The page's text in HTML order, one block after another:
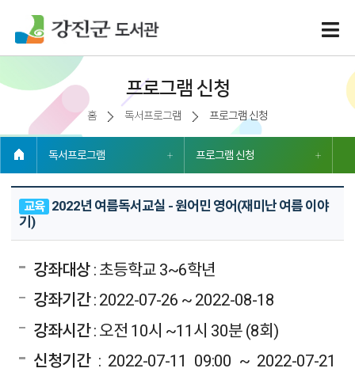
프로그램 신청
홈 독서프로그램 프로그램 신청
독서프로그램 프로그램 신청
교육 2022년 여름독서교실 - 원어민 영어(재미난 여름 이야
기)
강좌대상 : 초등학교 3~6학년
강좌기간: 2022-07-26 ~ 2022-08-18
강좌시간: 오전 10시 ~11시 30분 (8회)
신청기간: 2022-07-11 09:00 ~ 2022-07-21